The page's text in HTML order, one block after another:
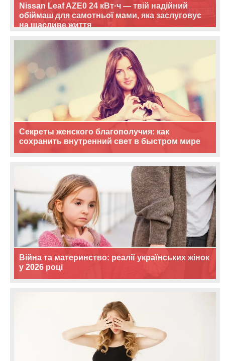
Nissan Leaf AZE0 24 кВт·ч — твій надійний
обіймаш для самотньої мами, яка заслуговує
на щасливе життя
Секреты женского благополучия: как
сохранить внутренний свет в быстром мире
Війна та материнство: реалії українських жінок
у 2026 році